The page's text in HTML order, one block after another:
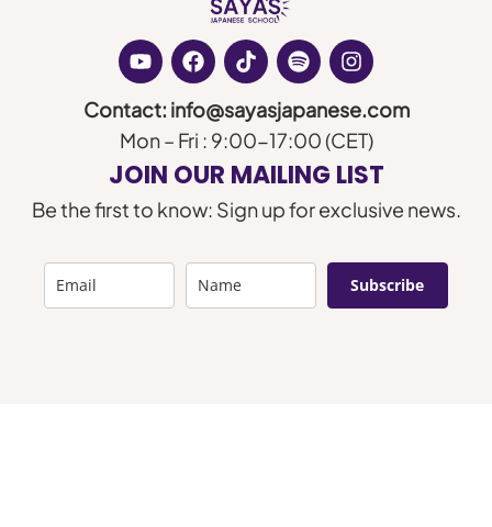
Contact: info@sayasjapanese.com
Mon – Fri : 9:00-17:00 (CET)
JOIN OUR MAILING LIST
Be the first to know: Sign up for exclusive news.
Subscribe